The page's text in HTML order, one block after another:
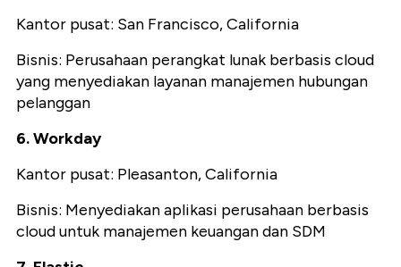
Kantor pusat: San Francisco, California
Bisnis: Perusahaan perangkat lunak berbasis cloud
yang menyediakan layanan manajemen hubungan
pelanggan
6. Workday
Kantor pusat: Pleasanton, California
Bisnis: Menyediakan aplikasi perusahaan berbasis
cloud untuk manajemen keuangan dan SDM